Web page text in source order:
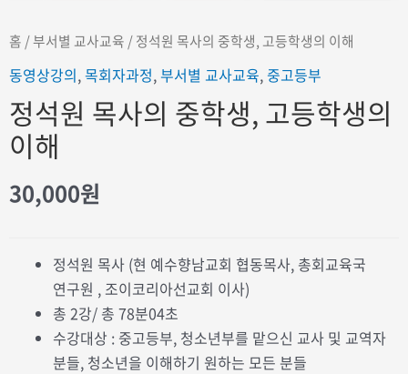
홈 /부서별 교사교육 / 정석원 목사의 중학생, 고등학생의 이해
동영상강의, 목회자과정, 부서별 교사교육, 중고등부
정석원 목사의 중학생, 고등학생의
이해
30,000원
정석원 목사 (현 예수향남교회 협동목사, 총회교육국
연구원 , 조이코리아선교회 이사)
총 2강/ 총 78분04초
수강대상 : 중고등부, 청소년부를 맡으신 교사 및 교역자
분들, 청소년을 이해하기 원하는 모든 분들